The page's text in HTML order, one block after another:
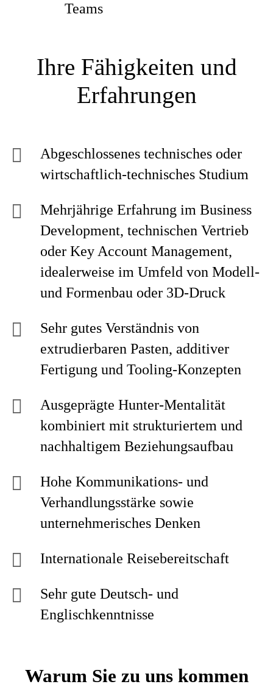
Teams
Ihre Fähigkeiten und
Erfahrungen
Abgeschlossenes technisches oder
wirtschaftlich-technisches Studium
Mehrjährige Erfahrung im Business
Development, technischen Vertrieb
oder Key Account Management,
idealerweise im Umfeld von Modell-
und Formenbau oder 3D-Druck
Sehr gutes Verständnis von
extrudierbaren Pasten, additiver
Fertigung und Tooling-Konzepten
Ausgeprägte Hunter-Mentalität
kombiniert mit strukturiertem und
nachhaltigem Beziehungsaufbau
Hohe Kommunikations- und
Verhandlungsstärke sowie
unternehmerisches Denken
Internationale Reisebereitschaft
Sehr gute Deutsch- und
Englischkenntnisse
Warum Sie zu uns kommen